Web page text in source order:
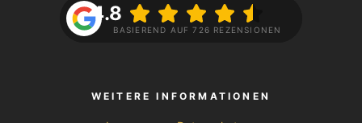
4.8
BASIEREND AUF 726 REZENSIONEN
WEITERE INFORMATIONEN